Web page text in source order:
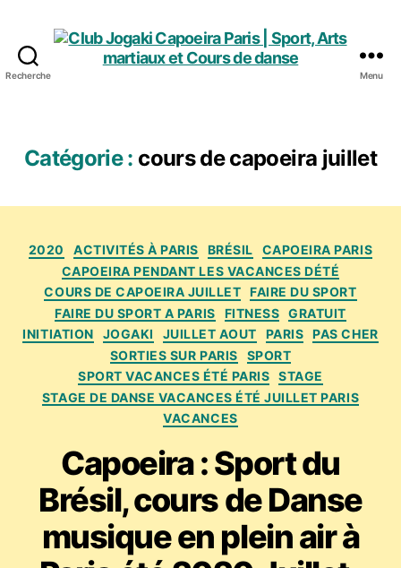
Recherche
Paris
|
Arts
et
Cours
de
danse
Menu
Catégorie : cours de capoeira juillet
Catégories
2020 ACTIVITÉS À PARIS BRÉSIL
CAPOEIRA PARIS
CAPOEIRA PENDANT LES VACANCES DÉTÉ
COURS DE CAPOEIRA JUILLET
FAIRE DU SPORT
FAIRE DU SPORT A PARIS
FITNESS GRATUIT
INITIATION
JOGAKI JUILLET AOUT PARIS
PAS CHER
SORTIES SUR PARIS
SPORT
SPORT VACANCES ÉTÉ PARIS
STAGE
STAGE DE DANSE VACANCES ÉTÉ JUILLET PARIS
VACANCES
Capoeira : Sport du
Brésil, cours de Danse
musique en plein air à